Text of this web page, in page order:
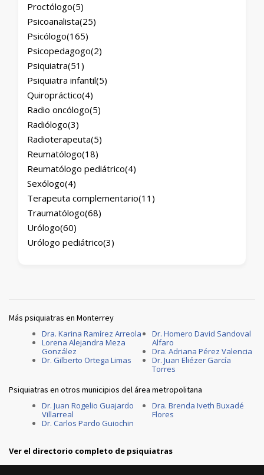
Proctólogo(5)
Psicoanalista(25)
Psicólogo(165)
Psicopedagogo(2)
Psiquiatra(51)
Psiquiatra infantil(5)
Quiropráctico(4)
Radio oncólogo(5)
Radiólogo(3)
Radioterapeuta(5)
Reumatólogo(18)
Reumatólogo pediátrico(4)
Sexólogo(4)
Terapeuta complementario(11)
Traumatólogo(68)
Urólogo(60)
Urólogo pediátrico(3)
Más psiquiatras en Monterrey
Dra. Karina Ramírez Arreola
Lorena Alejandra Meza
González
Dr. Gilberto Ortega Limas
Dr. Homero David Sandoval
Alfaro
Dra. Adriana Pérez Valencia
Dr. Juan Eliézer García
Torres
Psiquiatras en otros municipios del área metropolitana
Dr. Juan Rogelio Guajardo
Villarreal
Dr. Carlos Pardo Guiochin
Dra. Brenda Iveth Buxadé
Flores
Ver el directorio completo de psiquiatras